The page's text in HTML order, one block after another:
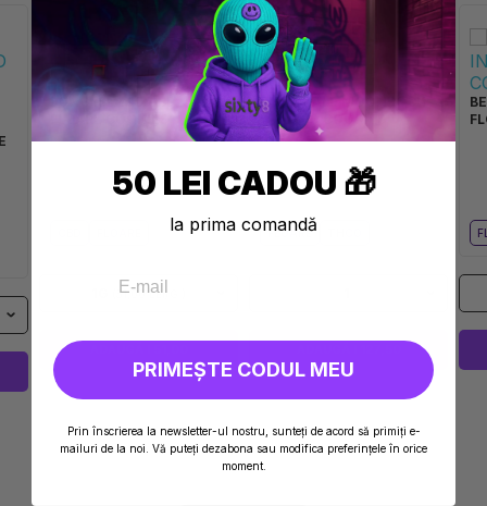
LONG ISLAND CBD
FLOARE COOKIES
(51,00 LEI/G )
FISH SCALE MOONROCK
INFUSED COOKIES
FLOARE
50 LEI CADOU 🎁
la prima comandă
PRIMEȘTE CODUL MEU
Prin înscrierea la newsletter-ul nostru, sunteți de acord să primiți e-
mailuri de la noi. Vă puteți dezabona sau modifica preferințele în orice
moment.